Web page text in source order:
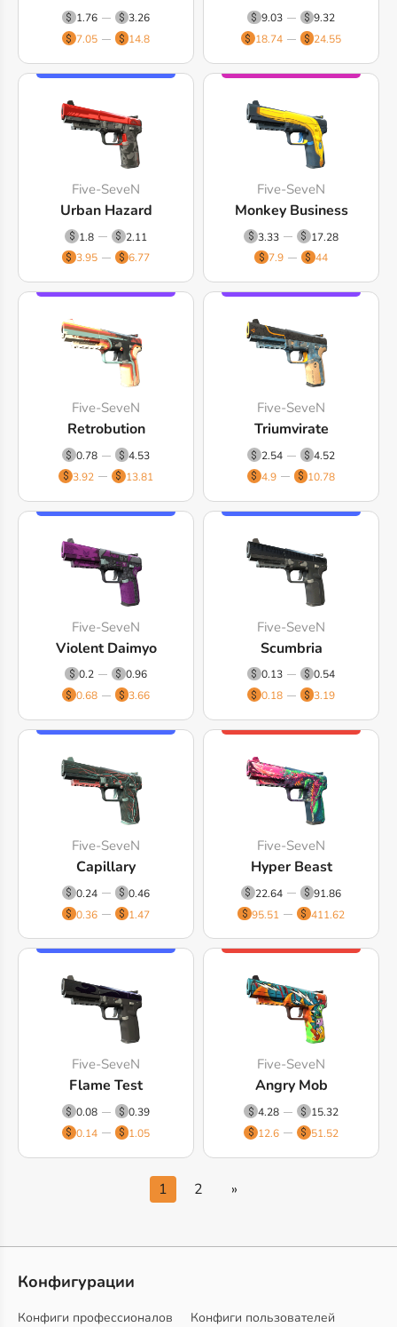
1.76
3.26
7.05
14.8
9.03
9.32
18.74
24.55
Five-SeveN
Urban Hazard
1.8
2.11
3.95
6.77
Five-SeveN
Monkey Business
3.33
17.28
7.9
44
Five-SeveN
Retrobution
0.78
4.53
3.92
13.81
Five-SeveN
Triumvirate
2.54
4.52
4.9
10.78
Five-SeveN
Violent Daimyo
0.2
0.96
0.68
3.66
Five-SeveN
Scumbria
0.13
0.54
0.18
3.19
Five-SeveN
Capillary
0.24
0.46
0.36
1.47
Five-SeveN
Hyper Beast
22.64
91.86
95.51
411.62
Five-SeveN
Flame Test
0.08
0.39
0.14
1.05
Five-SeveN
Angry Mob
4.28
15.32
12.6
51.52
1 2 »
Конфигурации
Конфиги профессионалов
Конфиги пользователей